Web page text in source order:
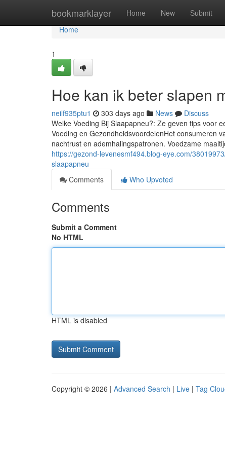
bookmarklayer Home New Submit
Home
Home
1
Hoe kan ik beter slapen
neilf935ptu1 303 days ago News
Discuss
Welke Voeding Bij Slaapapneu?: Ze geven tips voor
Voeding en GezondheidsvoordelenHet consumeren
nachtrust en ademhalingspatronen. Voedzame
https://gezond-levenesmf494.blog-eye.com/
slaapapneu
Comments
Who Upvoted
Comments
Submit a Comment
No HTML
HTML is disabled
Copyright © 2026 | Advanced Search | Live | Tag